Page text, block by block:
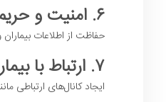
۶. امنیت و حریم خصوصی
حفاظت از اطلاعات
۷. ارتباط با بیماران
ایجاد کانال‌های ارتباطی